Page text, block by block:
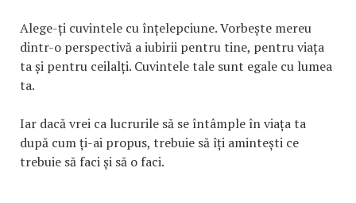
Alege-ți cuvintele cu înțelepciune. Vorbește mereu
dintr-o perspectivă a iubirii pentru tine, pentru viața
ta și pentru ceilalți. Cuvintele tale sunt egale cu lumea
ta.
Iar dacă vrei ca lucrurile să se întâmple în viața ta
după cum ți-ai propus, trebuie să îți amintești ce
trebuie să faci și să o faci.